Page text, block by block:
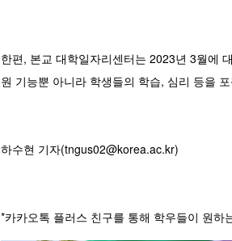
한편, 본교 대학일자리센터는 2023년 3월에
원 기능뿐 아니라 학생들의 학습, 심리 등을
하수현 기자(tngus02@korea.ac.kr)
*카카오톡 플러스 친구를 통해 학우들이 원